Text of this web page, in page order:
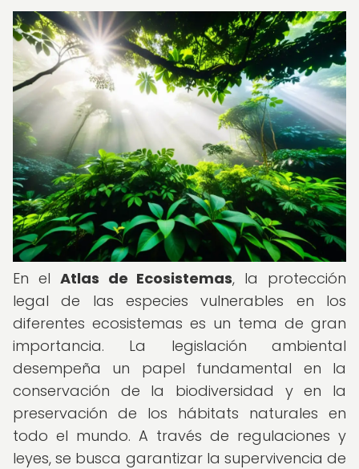
En el Atlas de Ecosistemas, la protección
legal de las especies vulnerables en los
diferentes ecosistemas es un tema de gran
importancia. La legislación ambiental
desempeña un papel fundamental en la
conservación de la biodiversidad y en la
preservación de los hábitats naturales en
todo el mundo. A través de regulaciones y
leyes, se busca garantizar la supervivencia de